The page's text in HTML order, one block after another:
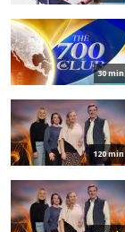
30 min
120 min